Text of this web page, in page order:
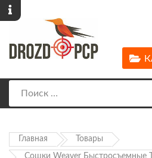
Главная Товары